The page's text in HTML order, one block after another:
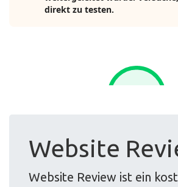
Website
Website Review ist ein